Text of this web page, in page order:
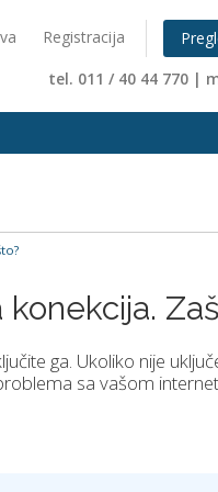
Registracija
tel. 011 / 40 44 770 |
ga. Ukoliko nije
sa vašom